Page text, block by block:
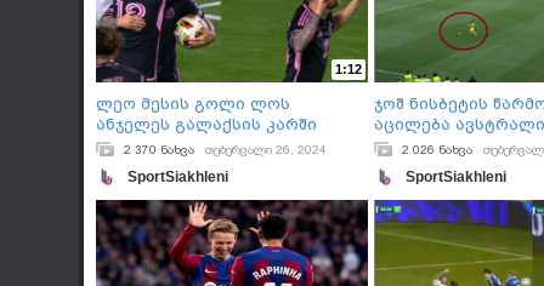
1:12
ლეო მესის გოლი ლოს
ანჯელეს გალაქსის კარში
2 370 ნახვა თებერვალი 26, 2024
SportSiakhleni
ჯოშ ნისბეტის
აცილება
2 026 ნახვა
SportSiakhleni